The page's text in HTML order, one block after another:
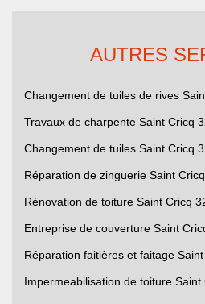
AUTRES
Changement de tuiles de rives
Travaux de charpente Saint Cricq
Changement de tuiles Saint Cricq
Réparation de zinguerie Saint
Rénovation de toiture Saint Cricq
Entreprise de couverture Saint
Réparation faitières et faitage
Impermeabilisation de toiture Saint